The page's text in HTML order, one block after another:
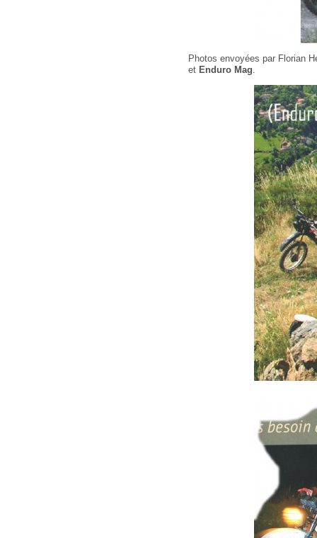
Photos envoyées par Florian
et Enduro Mag.